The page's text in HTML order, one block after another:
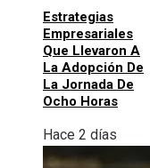
Estrategias
Empresariales
Que Llevaron A
La Adopción De
La Jornada De
Ocho Horas
Hace 2 días